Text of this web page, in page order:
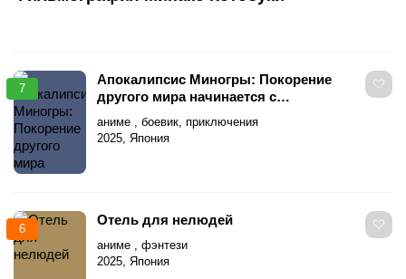
7
Апокалипсис Миногры: Покорение
другого мира начинается с
аниме , боевик, приключения
2025, Япония
6
Отель для нелюдей
аниме , фэнтези
2025, Япония